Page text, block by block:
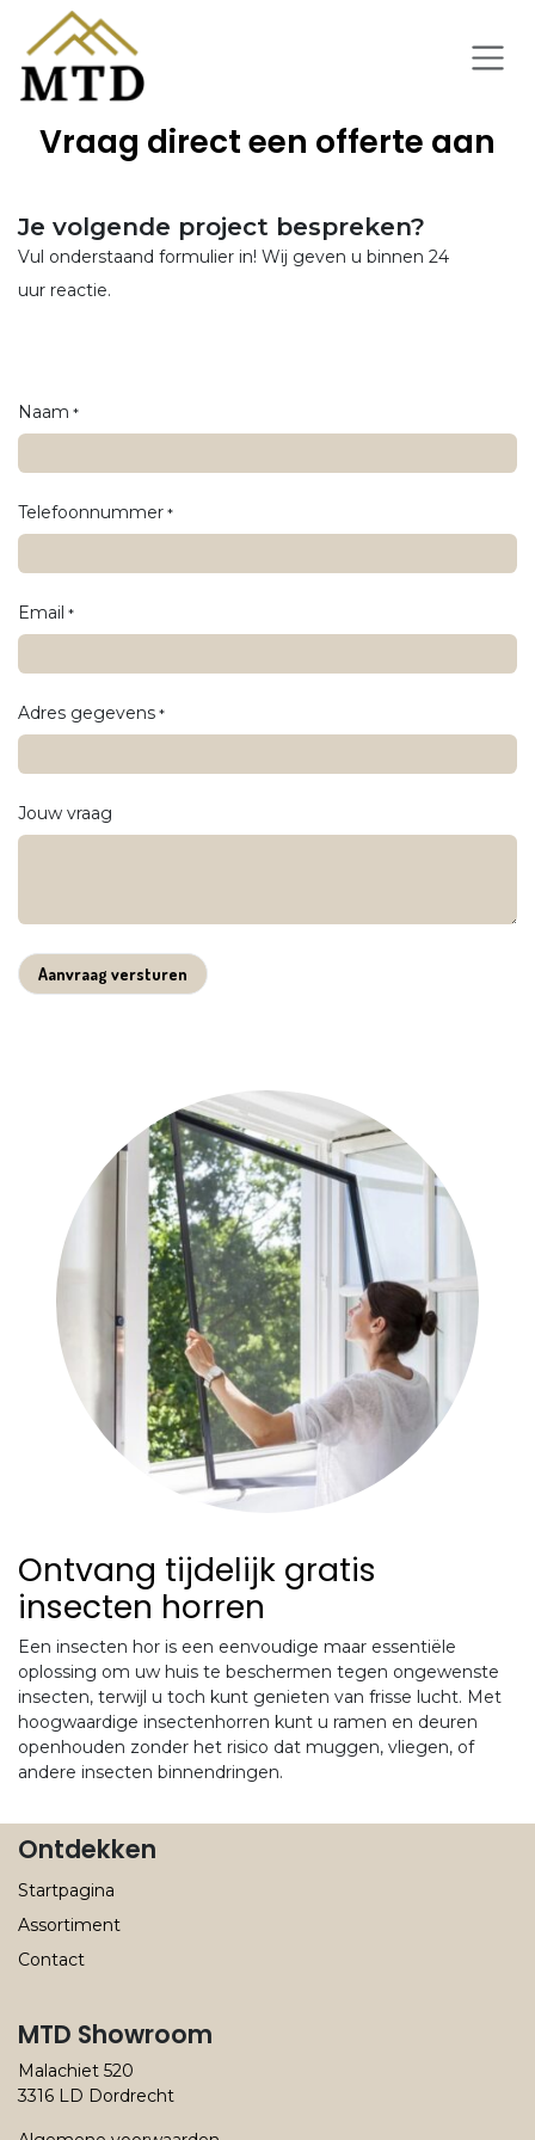
Overslaan naar inhoud
Vraag direct een offerte aan
Je volgende project bespreken?
Vul onderstaand formulier in! Wij geven u binnen 24
uur reactie.
Naam *
Telefoonnummer *
Email *
Adres gegevens *
Jouw vraag
Aanvraag versturen
Ontvang tijdelijk gratis
insecten horren
Een insecten hor is een eenvoudige maar essentiële
oplossing om uw huis te beschermen tegen ongewenste
insecten, terwijl u toch kunt genieten van frisse lucht. Met
hoogwaardige insectenhorren kunt u ramen en deuren
openhouden zonder het risico dat muggen, vliegen, of
andere insecten binnendringen.
Ontdekken
Startpagina
Assortiment
Contact
MTD Showroom
Malachiet 520
3316 LD Dordrecht